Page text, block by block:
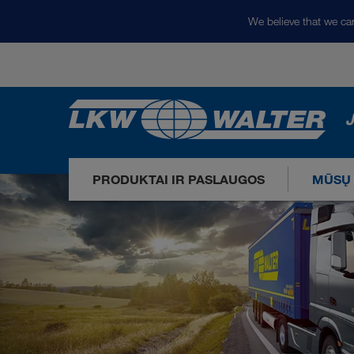
We believe that we
PRODUKTAI IR PASLAUGOS MŪSŲ